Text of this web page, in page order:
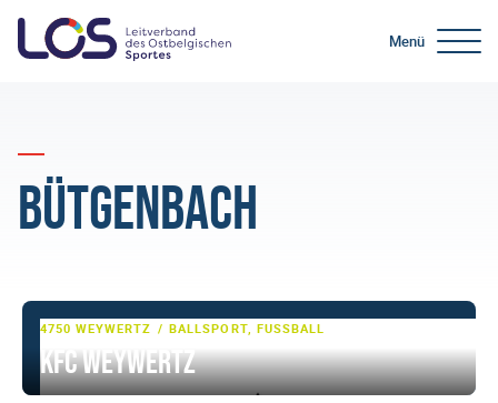
Menü
Bütgenbach
4750 WEYWERTZ BALLSPORT, FUSSBALL
KFC Weywertz